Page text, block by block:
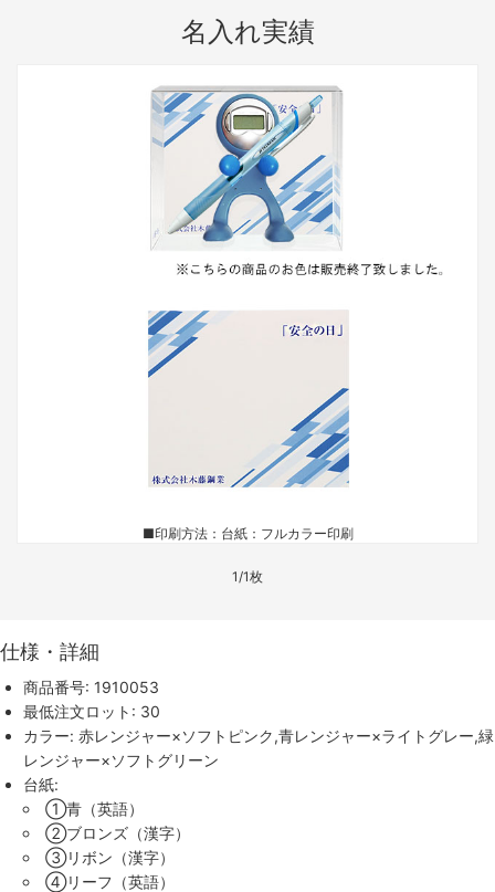
名入れ実績
■印刷方法：台紙：フルカラー印刷
1/1枚
仕様・詳細
商品番号: 1910053
最低注文ロット: 30
カラー: 赤レンジャー×ソフトピンク,青レンジャー×ライトグレー,緑
レンジャー×ソフトグリーン
台紙:
①青（英語）
②ブロンズ（漢字）
③リボン（漢字）
④リーフ（英語）